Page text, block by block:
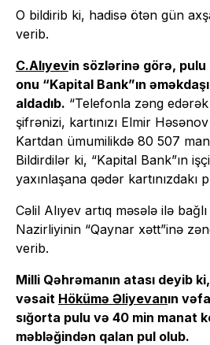
O bildirib ki, hadisə ötən gün
verib.
C.Alıyevin sözlərinə görə,
onu “Kapital Bank”ın
aldadıb. “Telefonla zəng
şifrənizi, kartınızı Elmir
Kartdan ümumilikdə 80 507
Bildirdilər ki, “Kapital Bank”ın
yaxınlaşana qədər kartınızdakı
Cəlil Alıyev artıq məsələ ilə
Nazirliyinin “Qaynar xətt”inə
verib.
Milli Qəhrəmanın atası deyib
vəsait Hökümə Əliyevanın
sığorta pulu və 40 min manat
məbləğindən qalan pul olub.